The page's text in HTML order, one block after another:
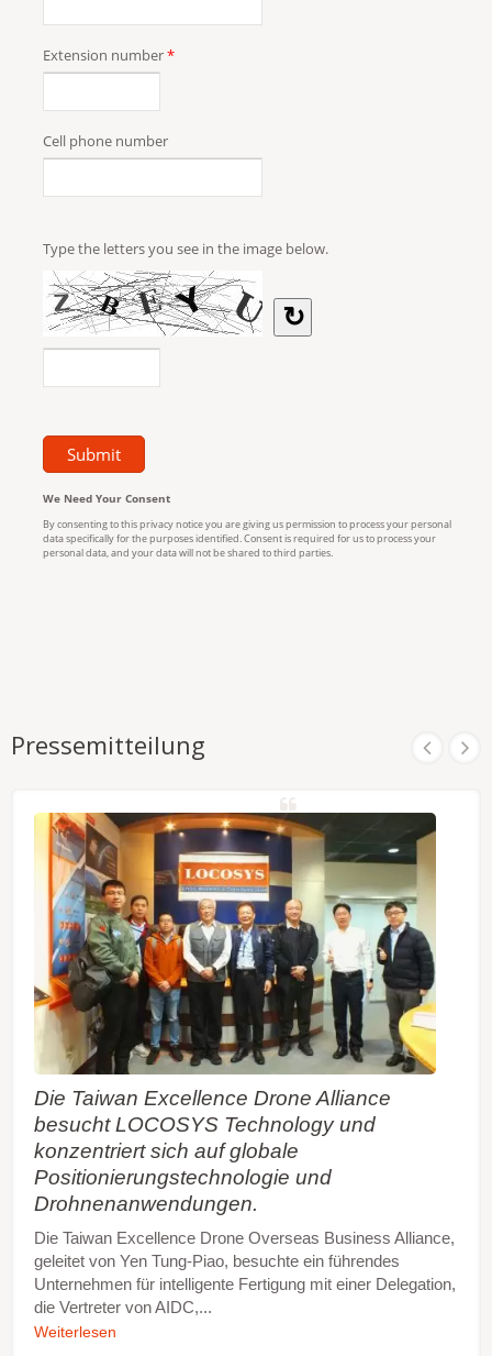
Pressemitteilung
Die Taiwan Excellence Drone Alliance
besucht LOCOSYS Technology und
konzentriert sich auf globale
Positionierungstechnologie und
Drohnenanwendungen.
Die Taiwan Excellence Drone Overseas Business Alliance,
geleitet von Yen Tung-Piao, besuchte ein führendes
Unternehmen für intelligente Fertigung mit einer Delegation,
die Vertreter von AIDC,...
Weiterlesen